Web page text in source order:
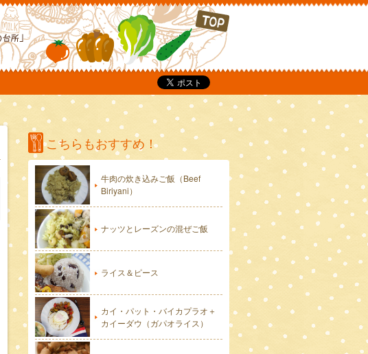
TOP
こちらもおすすめ！
牛肉の炊き込みご飯（Beef
Biriyani）
ナッツとレーズンの混ぜご飯
ライス＆ピース
カイ・パット・バイカプラオ＋
カイーダウ（ガパオライス）